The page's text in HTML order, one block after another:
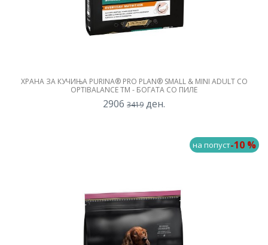
ХРАНА ЗА КУЧИЊА PURINA® PRO PLAN® SMALL & MINI ADULT СО
OPTIBALANCE TM - БОГАТА СО ПИЛЕ
2906 3419 ден.
на попуст-10 %